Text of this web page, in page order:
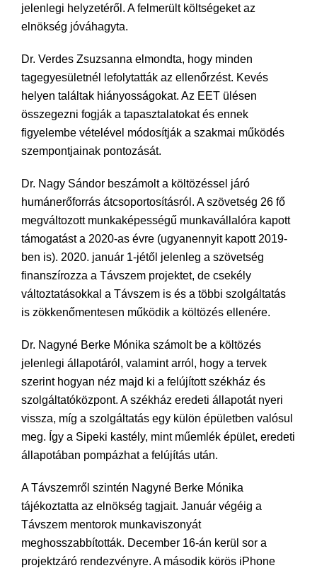
jelenlegi helyzetéről. A felmerült költségeket az
elnökség jóváhagyta.
Dr. Verdes Zsuzsanna elmondta, hogy minden
tagegyesületnél lefolytatták az ellenőrzést. Kevés
helyen találtak hiányosságokat. Az EET ülésen
összegezni fogják a tapasztalatokat és ennek
figyelembe vételével módosítják a szakmai működés
szempontjainak pontozását.
Dr. Nagy Sándor beszámolt a költözéssel járó
humánerőforrás átcsoportosításról. A szövetség 26 fő
megváltozott munkaképességű munkavállalóra kapott
támogatást a 2020-as évre (ugyanennyit kapott 2019-
ben is). 2020. január 1-jétől jelenleg a szövetség
finanszírozza a Távszem projektet, de csekély
változtatásokkal a Távszem is és a többi szolgáltatás
is zökkenőmentesen működik a költözés ellenére.
Dr. Nagyné Berke Mónika számolt be a költözés
jelenlegi állapotáról, valamint arról, hogy a tervek
szerint hogyan néz majd ki a felújított székház és
szolgáltatóközpont. A székház eredeti állapotát nyeri
vissza, míg a szolgáltatás egy külön épületben valósul
meg. Így a Sipeki kastély, mint műemlék épület, eredeti
állapotában pompázhat a felújítás után.
A Távszemről szintén Nagyné Berke Mónika
tájékoztatta az elnökség tagjait. Január végéig a
Távszem mentorok munkaviszonyát
meghosszabbították. December 16-án kerül sor a
projektzáró rendezvényre. A második körös iPhone